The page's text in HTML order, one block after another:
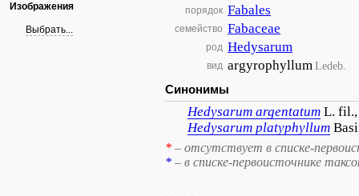
Изображения
Выбрать...
порядок Fabales
семейство Fabaceae
род Hedysarum
вид argyrophyllumLedeb.
Синонимы
Hedysarum argentatum L. fil.,
Hedysarum platyphyllum
* – отсутствует в списке-
* – в списке-первоисточнике